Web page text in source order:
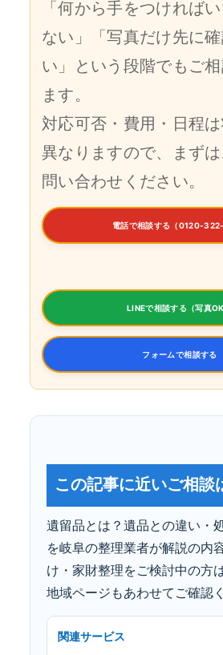
「何から手をつければ
ない」「写真だけ先に
い」という段階でもご
ます。
対応可否・費用・日程
異なりますので、まず
問い合わせください。
電話で相談する（0120-322-
LINEで相談する（写真OK
フォームで相談する
この記事に近いご相談
遺留品とは？遺品との違い・
を岐阜の整理業者が解説の内
け・家財整理をご検討中の方
地域ページもあわせてご確認
関連サービス